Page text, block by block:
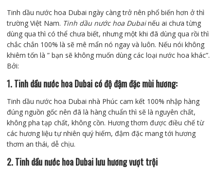
Tinh dầu nước hoa Dubai ngày càng trở nên phổ biến hơn ở thì
trường Việt Nam. Tinh dầu nước hoa Dubainếu ai chưa từng
dùng qua thì có thể chưa biết, nhưng một khi đã dùng qua rồi thì
chắc chắn 100% là sẽ mê mẩn nó ngay và luôn. Nếu nói không
khiêm tốn là ” bạn sẽ không muốn dùng các loại nước hoa khác”.
Bởi:
1. Tinh dầu nước hoa Dubai có độ đậm đặc mùi hương:
Tinh dầu nước hoa Dubai nhà Phúc cam kết 100% nhập hàng
đúng nguồn gốc nên đã là hàng chuẩn thì sẽ là nguyên chất,
không pha tạp chất, không cồn. Hương thơm được điều chế từ
các hương liệu tự nhiên quý hiếm, đậm đặc mang tới hương
thơm an thái, dễ chịu.
2. Tinh dầu nước hoa Dubai lưu hương vượt trội